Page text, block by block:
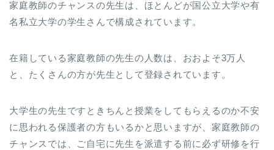
家庭教師のチャンスの先生は、ほとんどが国公立大学や有
名私立大学の学生さんで構成されています。
在籍している家庭教師の先生の人数は、おおよそ3万人
と、たくさんの方が先生として登録されています。
大学生の先生ですときちんと授業をしてもらえるのか不安
に思われる保護者の方もいるかと思いますが、家庭教師の
チャンスでは、ご自宅に先生を派遣する前に必ず研修を行